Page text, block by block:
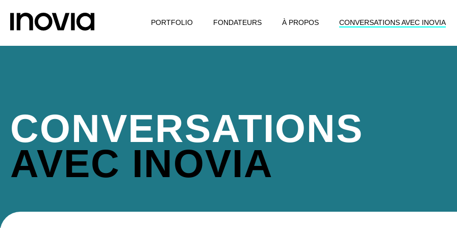
PORTFOLIO FONDATEURS À PROPOS CONVERSATIONS AVEC INOVIA
CONVERSATIONS
AVEC INOVIA